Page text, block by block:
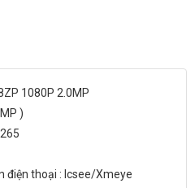
1080P 2.0MP
)
điện thoại : Icsee/Xmeye